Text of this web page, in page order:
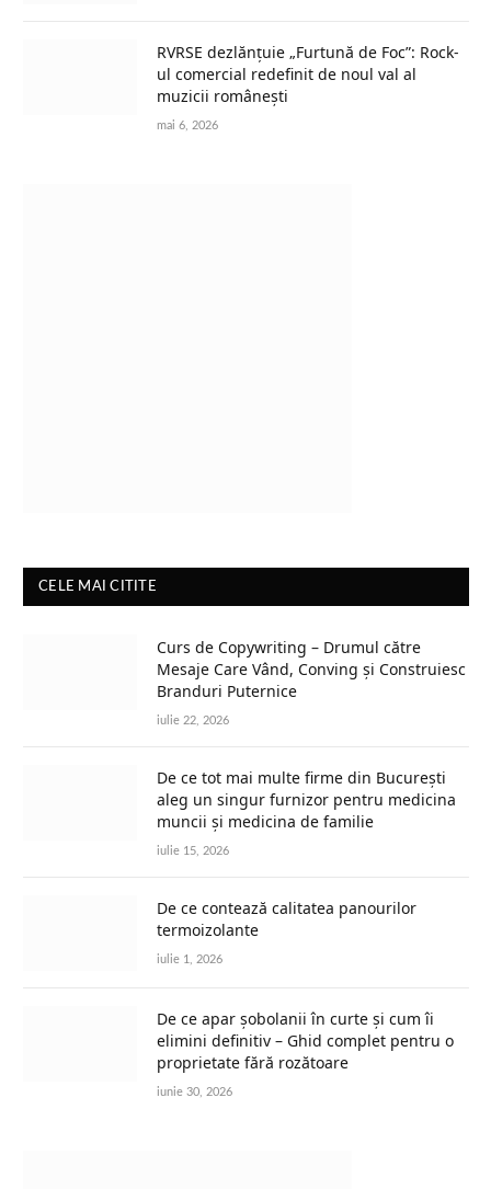
RVRSE dezlănțuie „Furtună de Foc”: Rock-
ul comercial redefinit de noul val al
muzicii românești
mai 6, 2026
CELE MAI CITITE
Curs de Copywriting – Drumul către
Mesaje Care Vând, Conving și Construiesc
Branduri Puternice
iulie 22, 2026
De ce tot mai multe firme din București
aleg un singur furnizor pentru medicina
muncii și medicina de familie
iulie 15, 2026
De ce contează calitatea panourilor
termoizolante
iulie 1, 2026
De ce apar șobolanii în curte și cum îi
elimini definitiv – Ghid complet pentru o
proprietate fără rozătoare
iunie 30, 2026